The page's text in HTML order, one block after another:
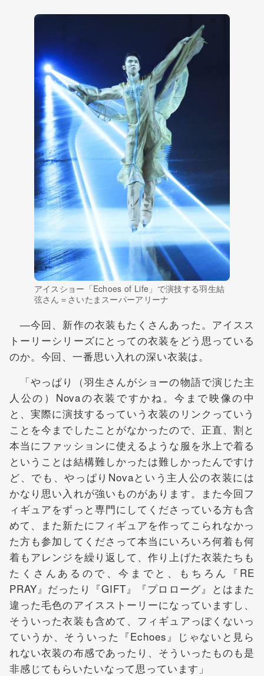
アイスショー「Echoes of Life」で演技する羽生結
弦さん＝さいたまスーパーアリーナ
―今回、新作の衣装もたくさんあった。アイスス
トーリーシリーズにとっての衣装をどう思っている
のか。今回、一番思い入れの深い衣装は。
「やっぱり（羽生さんがショーの物語で演じた主
人公の）Novaの衣装ですかね。今まで映像の中
と、実際に演技するっていう衣装のリンクっていう
ことを今までしたことがなかったので、正直、割と
本当にファッションに使えるような服を氷上で着る
ということは結構難しかったは難しかったんですけ
ど、でも、やっぱりNovaという主人公の衣装には
かなり思い入れが強いものがあります。また今回フ
ィギュアをずっと専門にしてくださっている方も含
めて、また新たにフィギュアを作ってこられなかっ
た方も参加してくださって本当にいろいろ何着も何
着もアレンジを繰り返して、作り上げた衣装たちも
たくさんあるので、今までと、もちろん『RE
PRAY』だったり『GIFT』『プロローグ』とはまた
違った毛色のアイスストーリーになっていますし、
そういった衣装も含めて、フィギュアっぽくないっ
ていうか、そういった『Echoes』じゃないと見ら
れない衣装の布感であったり、そういったものも是
非感じてもらいたいなって思っています」